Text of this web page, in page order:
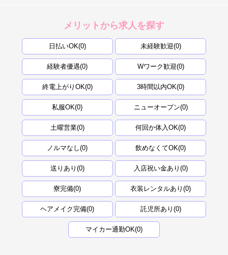
メリットから求人を探す
日払いOK(0) 未経験歓迎(0)
経験者優遇(0) Wワーク歓迎(0)
終電上がりOK(0) 3時間以内OK(0)
私服OK(0) ニューオープン(0)
土曜営業(0) 何回か体入OK(0)
ノルマなし(0) 飲めなくてOK(0)
送りあり(0) 入店祝い金あり(0)
寮完備(0) 衣装レンタルあり(0)
ヘアメイク完備(0) 託児所あり(0)
マイカー通勤OK(0)